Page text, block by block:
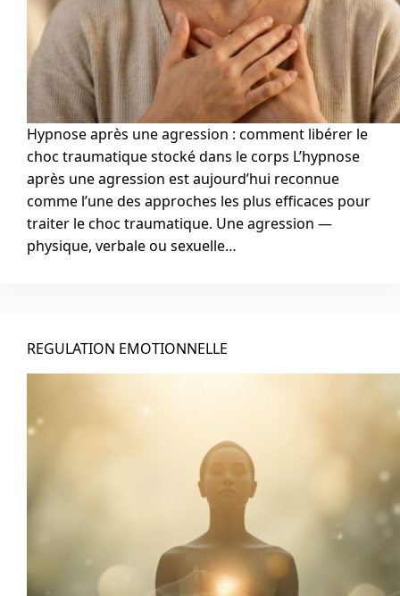
Hypnose après une agression : comment libérer le
choc traumatique stocké dans le corps L’hypnose
après une agression est aujourd’hui reconnue
comme l’une des approches les plus efficaces pour
traiter le choc traumatique. Une agression —
physique, verbale ou sexuelle…
REGULATION EMOTIONNELLE